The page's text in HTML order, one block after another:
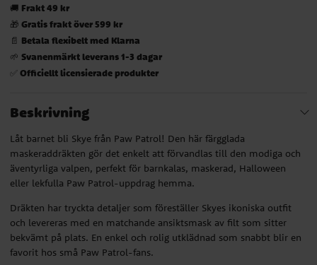
🚚 Frakt 49 kr
🎁 Gratis frakt över 599 kr
📄 Betala flexibelt med Klarna
🌱 Svanenmärkt leverans 1-3 dagar
✅ Officiellt licensierade produkter
Beskrivning
Låt barnet bli Skye från Paw Patrol! Den här färgglada
maskeraddräkten gör det enkelt att förvandlas till den modiga och
äventyrliga valpen, perfekt för barnkalas, maskerad, Halloween
eller lekfulla Paw Patrol-uppdrag hemma.
Dräkten har tryckta detaljer som föreställer Skyes ikoniska outfit
och levereras med en matchande ansiktsmask av filt som sitter
bekvämt på plats. En enkel och rolig utklädnad som snabbt blir en
favorit hos små Paw Patrol-fans.